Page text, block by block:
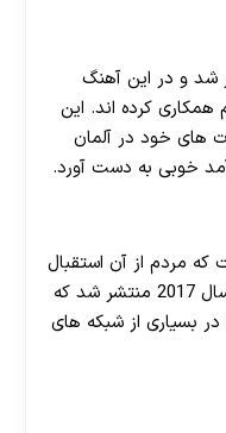
در سال 2018 منتشر شد و در این آهنگ
کرده اند. این
های خود در آلمان
خوبی به دست آورد.
مردم از آن استقبال
خیلی زیادی کرده اند. این آهنگ در سال 2017 منتشر شد که
در بسیاری از شبکه های